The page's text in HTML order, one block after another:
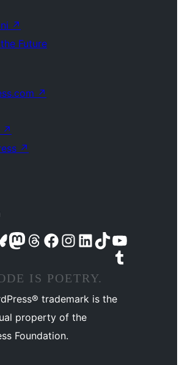
↗
Future
↗
↗
↗
X (ex Twitter)
nostro account Bluesky
Visita il nostro account Mastodon
Visita il nostro account Threads
Visita la nostra pagina Facebook
Visita il nostro account Instagram
Visita il nostro account LinkedIn
Visita il nostro account TikTokVisita il nostro canale YouTube
Visita il nostro account Tumblr
IS POETRY.
trademark is the
property of the
Foundation.